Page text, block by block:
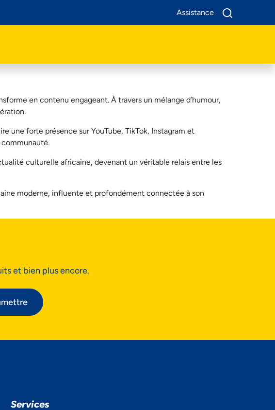
Assistance
Business
en contenu engageant. À travers un mélange d’humour,
.
une forte présence sur YouTube, TikTok, Instagram et
communauté.
culturelle africaine, devenant un véritable relais entre les
moderne, influente et profondément connectée à son
et bien plus encore.
Services